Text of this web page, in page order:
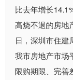
比去年增长14.1%
高烧不退的房地
日，深圳市住建
我市房地产市场
限购期限、完善